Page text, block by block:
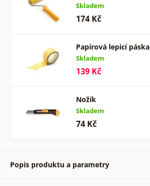
Skladem
174 Kč
Papírová lepicí páska
Skladem
139 Kč
Nožík
Skladem
74 Kč
Popis produktu a parametry